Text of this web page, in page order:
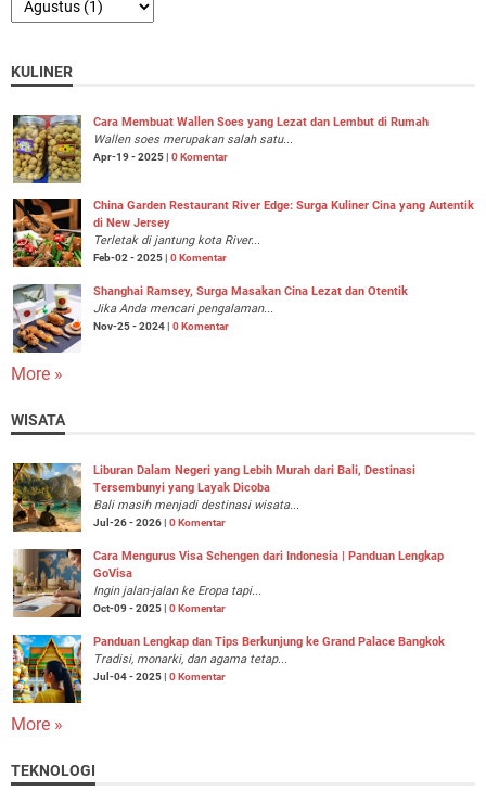
KULINER
Cara Membuat Wallen Soes yang Lezat dan Lembut di Rumah
Wallen soes merupakan salah satu...
Apr-19 - 2025 | 0 Komentar
China Garden Restaurant River Edge: Surga Kuliner Cina yang Autentik
di New Jersey
Terletak di jantung kota River...
Feb-02 - 2025 | 0 Komentar
Shanghai Ramsey, Surga Masakan Cina Lezat dan Otentik
Jika Anda mencari pengalaman...
Nov-25 - 2024 | 0 Komentar
More »
WISATA
Liburan Dalam Negeri yang Lebih Murah dari Bali, Destinasi
Tersembunyi yang Layak Dicoba
Bali masih menjadi destinasi wisata...
Jul-26 - 2026 | 0 Komentar
Cara Mengurus Visa Schengen dari Indonesia | Panduan Lengkap
GoVisa
Ingin jalan-jalan ke Eropa tapi...
Oct-09 - 2025 | 0 Komentar
Panduan Lengkap dan Tips Berkunjung ke Grand Palace Bangkok
Tradisi, monarki, dan agama tetap...
Jul-04 - 2025 | 0 Komentar
More »
TEKNOLOGI